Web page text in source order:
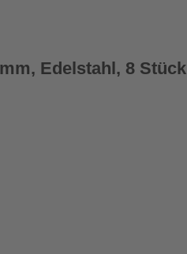
Edelstahl, 8 Stück